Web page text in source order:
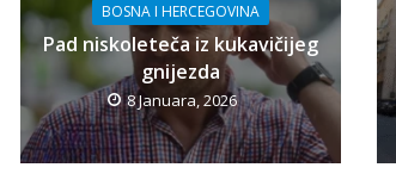
BOSNA I HERCEGOVINA
Pad niskoleteča iz kukavičijeg
gnijezda
8 Januara, 2026